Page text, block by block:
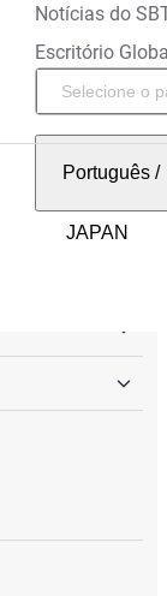
Notícias do
Escritório
Português/